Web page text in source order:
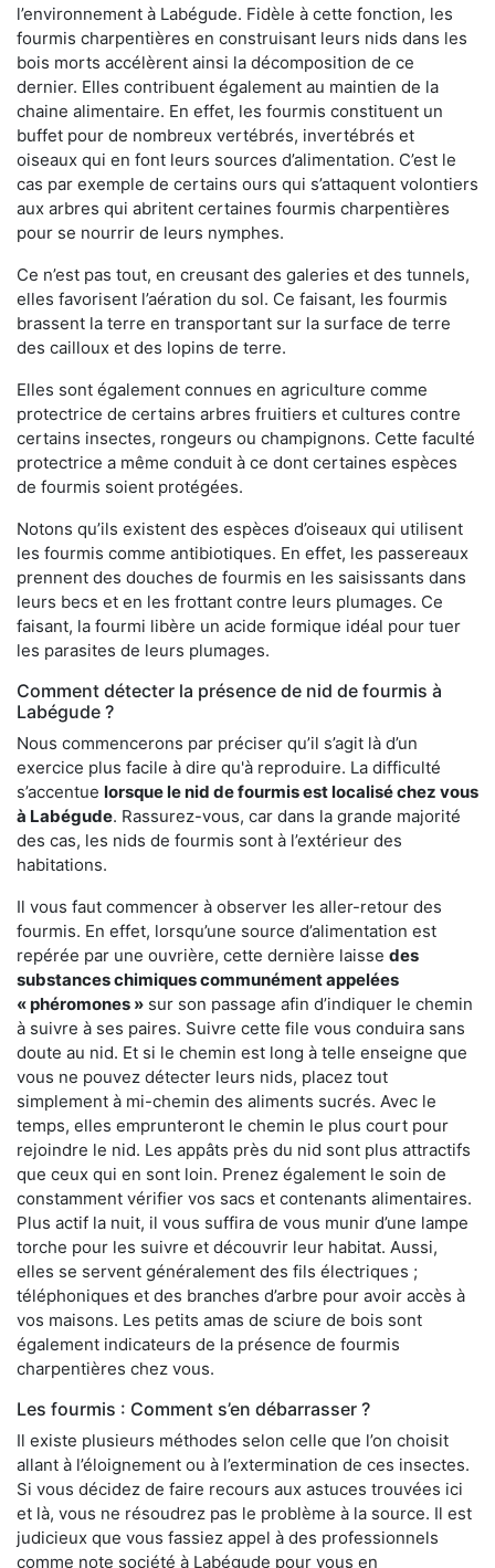
l’environnement à Labégude. Fidèle à cette fonction, les
fourmis charpentières en construisant leurs nids dans les
bois morts accélèrent ainsi la décomposition de ce
dernier. Elles contribuent également au maintien de la
chaine alimentaire. En effet, les fourmis constituent un
buffet pour de nombreux vertébrés, invertébrés et
oiseaux qui en font leurs sources d’alimentation. C’est le
cas par exemple de certains ours qui s’attaquent volontiers
aux arbres qui abritent certaines fourmis charpentières
pour se nourrir de leurs nymphes.
Ce n’est pas tout, en creusant des galeries et des tunnels,
elles favorisent l’aération du sol. Ce faisant, les fourmis
brassent la terre en transportant sur la surface de terre
des cailloux et des lopins de terre.
Elles sont également connues en agriculture comme
protectrice de certains arbres fruitiers et cultures contre
certains insectes, rongeurs ou champignons. Cette faculté
protectrice a même conduit à ce dont certaines espèces
de fourmis soient protégées.
Notons qu’ils existent des espèces d’oiseaux qui utilisent
les fourmis comme antibiotiques. En effet, les passereaux
prennent des douches de fourmis en les saisissants dans
leurs becs et en les frottant contre leurs plumages. Ce
faisant, la fourmi libère un acide formique idéal pour tuer
les parasites de leurs plumages.
Comment détecter la présence de nid de fourmis à
Labégude ?
Nous commencerons par préciser qu’il s’agit là d’un
exercice plus facile à dire qu'à reproduire. La difficulté
s’accentue lorsque le nid de fourmis est localisé chez vous
à Labégude. Rassurez-vous, car dans la grande majorité
des cas, les nids de fourmis sont à l’extérieur des
habitations.
Il vous faut commencer à observer les aller-retour des
fourmis. En effet, lorsqu’une source d’alimentation est
repérée par une ouvrière, cette dernière laisse des
substances chimiques communément appelées
« phéromones » sur son passage afin d’indiquer le chemin
à suivre à ses paires. Suivre cette file vous conduira sans
doute au nid. Et si le chemin est long à telle enseigne que
vous ne pouvez détecter leurs nids, placez tout
simplement à mi-chemin des aliments sucrés. Avec le
temps, elles emprunteront le chemin le plus court pour
rejoindre le nid. Les appâts près du nid sont plus attractifs
que ceux qui en sont loin. Prenez également le soin de
constamment vérifier vos sacs et contenants alimentaires.
Plus actif la nuit, il vous suffira de vous munir d’une lampe
torche pour les suivre et découvrir leur habitat. Aussi,
elles se servent généralement des fils électriques ;
téléphoniques et des branches d’arbre pour avoir accès à
vos maisons. Les petits amas de sciure de bois sont
également indicateurs de la présence de fourmis
charpentières chez vous.
Les fourmis : Comment s’en débarrasser ?
Il existe plusieurs méthodes selon celle que l’on choisit
allant à l’éloignement ou à l’extermination de ces insectes.
Si vous décidez de faire recours aux astuces trouvées ici
et là, vous ne résoudrez pas le problème à la source. Il est
judicieux que vous fassiez appel à des professionnels
comme note société à Labégude pour vous en